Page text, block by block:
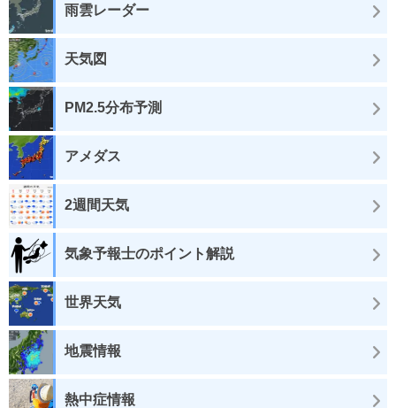
雨雲レーダー
天気図
PM2.5分布予測
アメダス
2週間天気
気象予報士のポイント解説
世界天気
地震情報
熱中症情報